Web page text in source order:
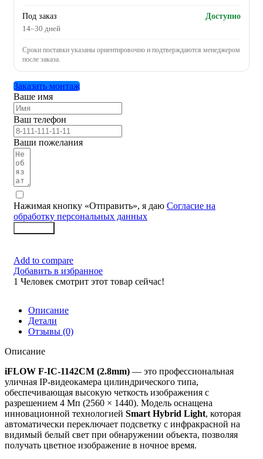
Под заказ
Доступно
14–30 дней
Сроки поставки указаны ориентировочно и подтверждаются менеджером
после заказа.
Заказать монтаж
Ваше имя
Ваш телефон
Ваши пожелания
Нажимая кнопку «Отправить», я даю Согласие на
обработку персональных данных
Add to compare
Добавить в избранное
1 Человек смотрит этот товар сейчас!
Описание
Детали
Отзывы (0)
Описание
iFLOW F-IC-1142CM (2.8mm) — это профессиональная
уличная IP-видеокамера цилиндрического типа,
обеспечивающая высокую четкость изображения с
разрешением 4 Мп (2560 × 1440). Модель оснащена
инновационной технологией Smart Hybrid Light, которая
автоматически переключает подсветку с инфракрасной на
видимый белый свет при обнаружении объекта, позволяя
получать цветное изображение в ночное время.